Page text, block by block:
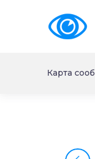
Карта